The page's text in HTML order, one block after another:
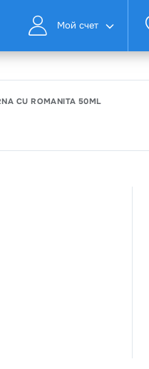
Мой счет
CU ROMANITA 50ML